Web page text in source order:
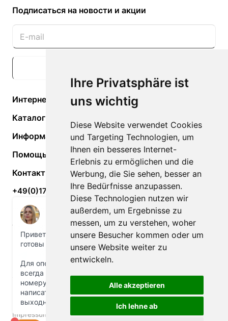
Ihre Privatsphäre ist
uns wichtig
Diese Website verwendet Cookies
und Targeting Technologien, um
Ihnen ein besseres Internet-
Erlebnis zu ermöglichen und die
Werbung, die Sie sehen, besser an
Ihre Bedürfnisse anzupassen.
Diese Technologien nutzen wir
außerdem, um Ergebnisse zu
messen, um zu verstehen, woher
unsere Besucher kommen oder um
unsere Website weiter zu
entwickeln.
Alle akzeptieren
Ich lehne ab
Подписаться на новости и акции
Интернет-магазин
Каталог
Информация
Помощь
Контакты
+49(0)170-74-52-966
maxxreise@gmail.com
Tal 44, 80331 München, Deutschland
© 2026 Горящие туры из Германии
Impressum Datenschutz RU